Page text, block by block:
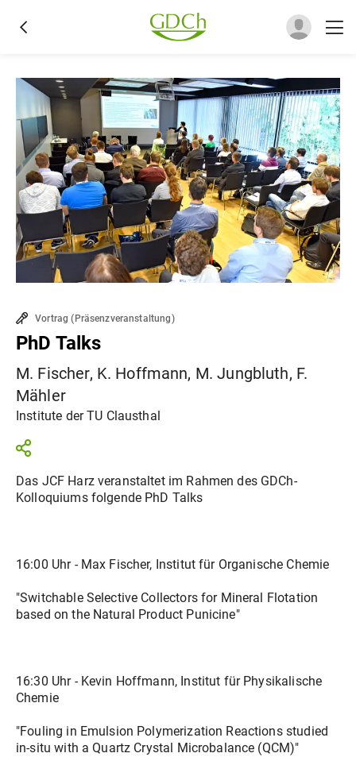
Vortrag (Präsenzveranstaltung)
PhD Talks
M. Fischer, K. Hoffmann, M. Jungbluth, F.
Mähler
Institute der TU Clausthal
Das JCF Harz veranstaltet im Rahmen des GDCh-
Kolloquiums folgende PhD Talks
16:00 Uhr - Max Fischer, Institut für Organische Chemie
"Switchable Selective Collectors for Mineral Flotation
based on the Natural Product Punicine"
16:30 Uhr - Kevin Hoffmann, Institut für Physikalische
Chemie
"Fouling in Emulsion Polymerization Reactions studied
in-situ with a Quartz Crystal Microbalance (QCM)"